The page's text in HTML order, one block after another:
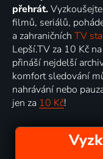
přehrát.
filmů, seriálů,
a zahraničních TV
Lepší.TV za 10 Kč
přináší nejdelší
komfort sledování
nahrávání nebo
jen za 10 Kč!